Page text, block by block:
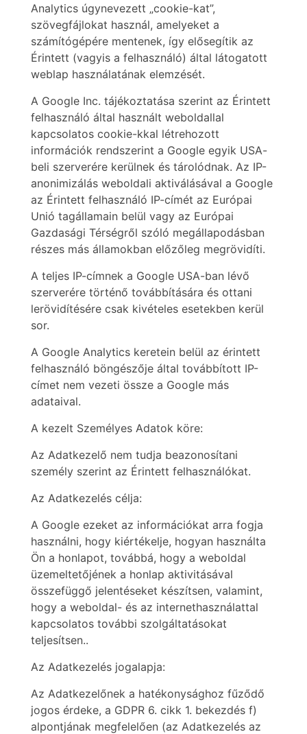
Analytics úgynevezett „cookie-kat”,
szövegfájlokat használ, amelyeket a
számítógépére mentenek, így elősegítik az
Érintett (vagyis a felhasználó) által látogatott
weblap használatának elemzését.
A Google Inc. tájékoztatása szerint az Érintett
felhasználó által használt weboldallal
kapcsolatos cookie-kkal létrehozott
információk rendszerint a Google egyik USA-
beli szerverére kerülnek és tárolódnak. Az IP-
anonimizálás weboldali aktiválásával a Google
az Érintett felhasználó IP-címét az Európai
Unió tagállamain belül vagy az Európai
Gazdasági Térségről szóló megállapodásban
részes más államokban előzőleg megrövidíti.
A teljes IP-címnek a Google USA-ban lévő
szerverére történő továbbítására és ottani
lerövidítésére csak kivételes esetekben kerül
sor.
A Google Analytics keretein belül az érintett
felhasználó böngészője által továbbított IP-
címet nem vezeti össze a Google más
adataival.
A kezelt Személyes Adatok köre:
Az Adatkezelő nem tudja beazonosítani
személy szerint az Érintett felhasználókat.
Az Adatkezelés célja:
A Google ezeket az információkat arra fogja
használni, hogy kiértékelje, hogyan használta
Ön a honlapot, továbbá, hogy a weboldal
üzemeltetőjének a honlap aktivitásával
összefüggő jelentéseket készítsen, valamint,
hogy a weboldal- és az internethasználattal
kapcsolatos további szolgáltatásokat
teljesítsen..
Az Adatkezelés jogalapja:
Az Adatkezelőnek a hatékonysághoz fűződő
jogos érdeke, a GDPR 6. cikk 1. bekezdés f)
alpontjának megfelelően (az Adatkezelés az